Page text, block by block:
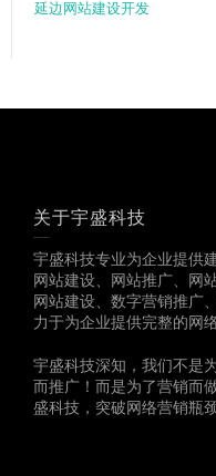
延边网站建设开发
关于宇盛科技
宇盛科技专业为企业提供
网站建设、网站推广、网
网站建设、数字营销推广
力于为企业提供完整的网
宇盛科技深知，我们不是
而推广！而是为了营销而
盛科技，突破网络营销瓶